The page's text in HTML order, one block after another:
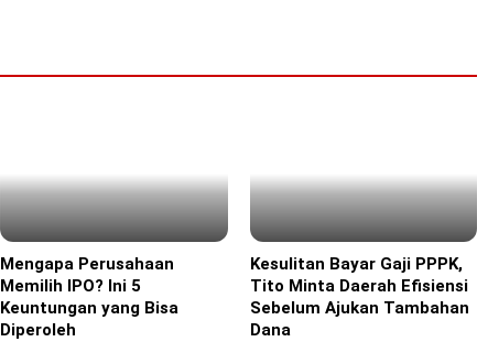
Headline
Mengapa Perusahaan
Memilih IPO? Ini 5
Keuntungan yang Bisa
Diperoleh
Headline
Kesulitan Bayar Gaji PPPK,
Tito Minta Daerah Efisiensi
Sebelum Ajukan Tambahan
Dana